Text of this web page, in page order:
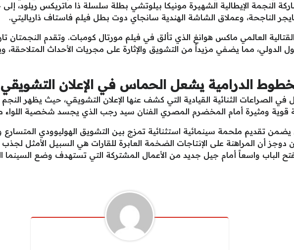
النجمة الإيطالية الشهيرة مونيكا بيلوتشي بطلة سلسلة ذا ماتريكس ريلود،
الناجحة، وعملاق الشاشة الهندية سانجاي دوت بطل فيلم فاستاف ذارياليتي.
العالمي ماكس هوانغ الذي تألق في فيلم مورتال كومبات. وتقدم النجمتان
الدولي، مما يضفي مزيداً من التشويق والإثارة على مجريات الأحداث المتلاحقة،
الدرامية يشعل الحماس في الإعلان التشويقي
في الصراعات الثنائية القيادية التي كشف عنها الإعلان التشويقي، حيث يظهر
قوية ومثيرة أمام المخضرم المصري الفنان سيد رجب الذي يجسد شخصية
يضمن تقديم ملحمة سينمائية استثنائية تمزج بين التشويق الهوليوودي
دوجز أن المراهنة على الإنتاجات الضخمة العابرة للقارات هي السبيل الأمثل
الباب واسعاً أمام جيل جديد من الأعمال المشتركة التي تستهدف وضع السينما